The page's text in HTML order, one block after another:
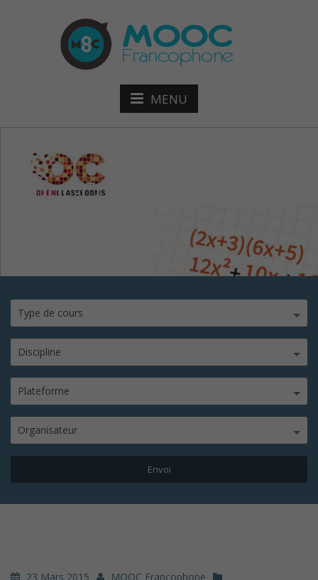
MENU
mooc-Comprendre-les-
Type de cours
Discipline
Plateforme
Organisateur
23 Mars 2015
MOOC Francophone